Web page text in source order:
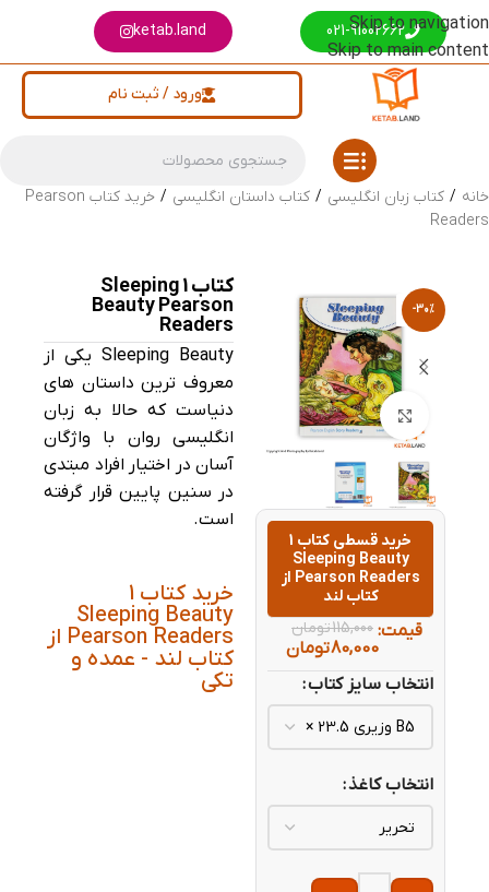
Skip to navigation
Skip to main content
021-91002662
ketab.land
ورود / ثبت نام
خانه / کتاب زبان انگلیسی / کتاب داستان انگلیسی /
خرید کتاب Pearson
Readers
-30%
بزرگنمایی تصویر
خرید قسطی کتاب 1
Sleeping Beauty
Pearson Readers از
کتاب لند
قیمت: 115,000تومان
80,000تومان
انتخاب سایز کتاب
انتخاب کاغذ
کتاب 1 Sleeping
Beauty Pearson
Readers
Sleeping Beauty یکی از
معروف ترین داستان های
دنیاست که حالا به زبان
انگلیسی روان با واژگان
آسان در اختیار افراد مبتدی
در سنین پایین قرار گرفته
است.
خرید کتاب 1
Sleeping Beauty
Pearson Readers از
کتاب لند - عمده و
تکی